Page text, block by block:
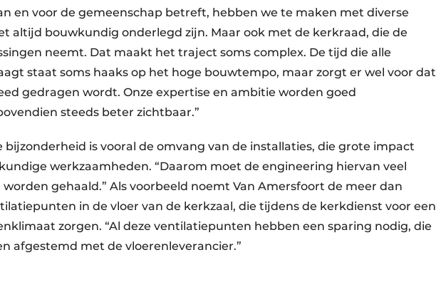
en voor de gemeenschap betreft, hebben we te maken met diverse
altijd bouwkundig onderlegd zijn. Maar ook met de kerkraad, die de
neemt. Dat maakt het traject soms complex. De tijd die alle
staat soms haaks op het hoge bouwtempo, maar zorgt er wel voor dat
gedragen wordt. Onze expertise en ambitie worden goed
steeds beter zichtbaar.”
bijzonderheid is vooral de omvang van de installaties, die grote impact
werkzaamheden. “Daarom moet de engineering hiervan veel
gehaald.” Als voorbeeld noemt Van Amersfoort de meer dan
in de vloer van de kerkzaal, die tijdens de kerkdienst voor een
zorgen. “Al deze ventilatiepunten hebben een sparing nodig, die
afgestemd met de vloerenleverancier.”